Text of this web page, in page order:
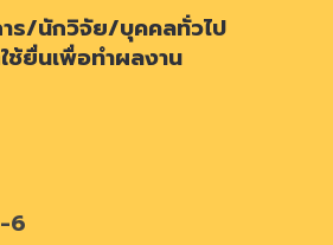
ร/นักวิจัย/บุคคลทั่วไป
ช้ยื่นเพื่อทำผลงาน
6